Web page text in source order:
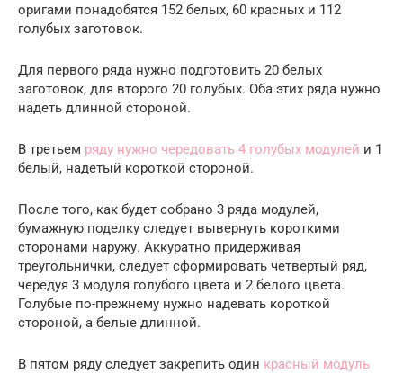
оригами понадобятся 152 белых, 60 красных и 112
голубых заготовок.
Для первого ряда нужно подготовить 20 белых
заготовок, для второго 20 голубых. Оба этих ряда нужно
надеть длинной стороной.
В третьем ряду нужно чередовать 4 голубых модулей и 1
белый, надетый короткой стороной.
После того, как будет собрано 3 ряда модулей,
бумажную поделку следует вывернуть короткими
сторонами наружу. Аккуратно придерживая
треугольнички, следует сформировать четвертый ряд,
чередуя 3 модуля голубого цвета и 2 белого цвета.
Голубые по-прежнему нужно надевать короткой
стороной, а белые длинной.
В пятом ряду следует закрепить один красный модуль